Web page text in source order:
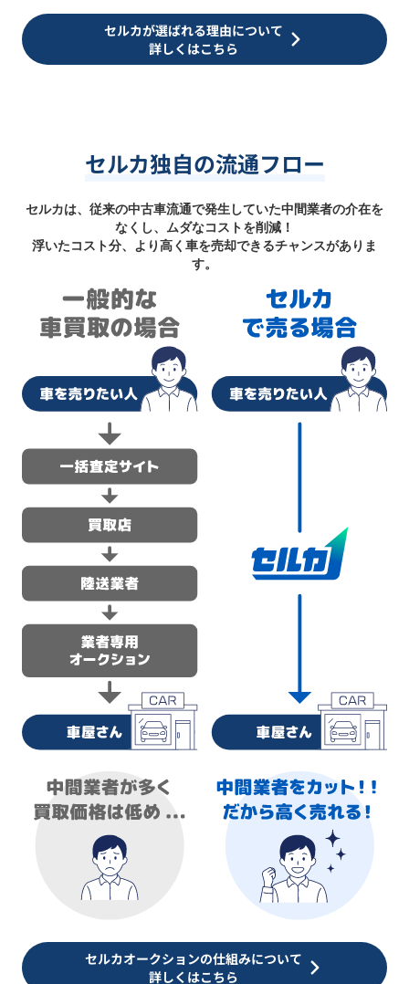
セルカが選ばれる理由について
詳しくはこちら
セルカ独自の流通フロー
セルカは、従来の中古車流通で発生していた中間業者の介在を
なくし、ムダなコストを削減！
浮いたコスト分、より高く車を売却できるチャンスがありま
す。
セルカオークションの仕組みについて
詳しくはこちら